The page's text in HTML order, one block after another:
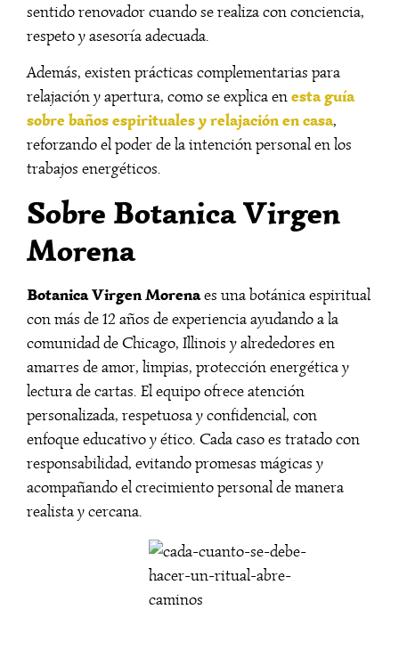
sentido renovador cuando se realiza con conciencia,
respeto y asesoría adecuada.
Además, existen prácticas complementarias para
relajación y apertura, como se explica enesta guía
sobre baños espirituales y relajación en casa,
reforzando el poder de la intención personal en los
trabajos energéticos.
Sobre Botanica Virgen
Morena
Botanica Virgen Morenaes una botánica espiritual
con más de 12 años de experiencia ayudando a la
comunidad de Chicago, Illinois y alrededores en
amarres de amor, limpias, protección energética y
lectura de cartas. El equipo ofrece atención
personalizada, respetuosa y confidencial, con
enfoque educativo y ético. Cada caso es tratado con
responsabilidad, evitando promesas mágicas y
acompañando el crecimiento personal de manera
realista y cercana.